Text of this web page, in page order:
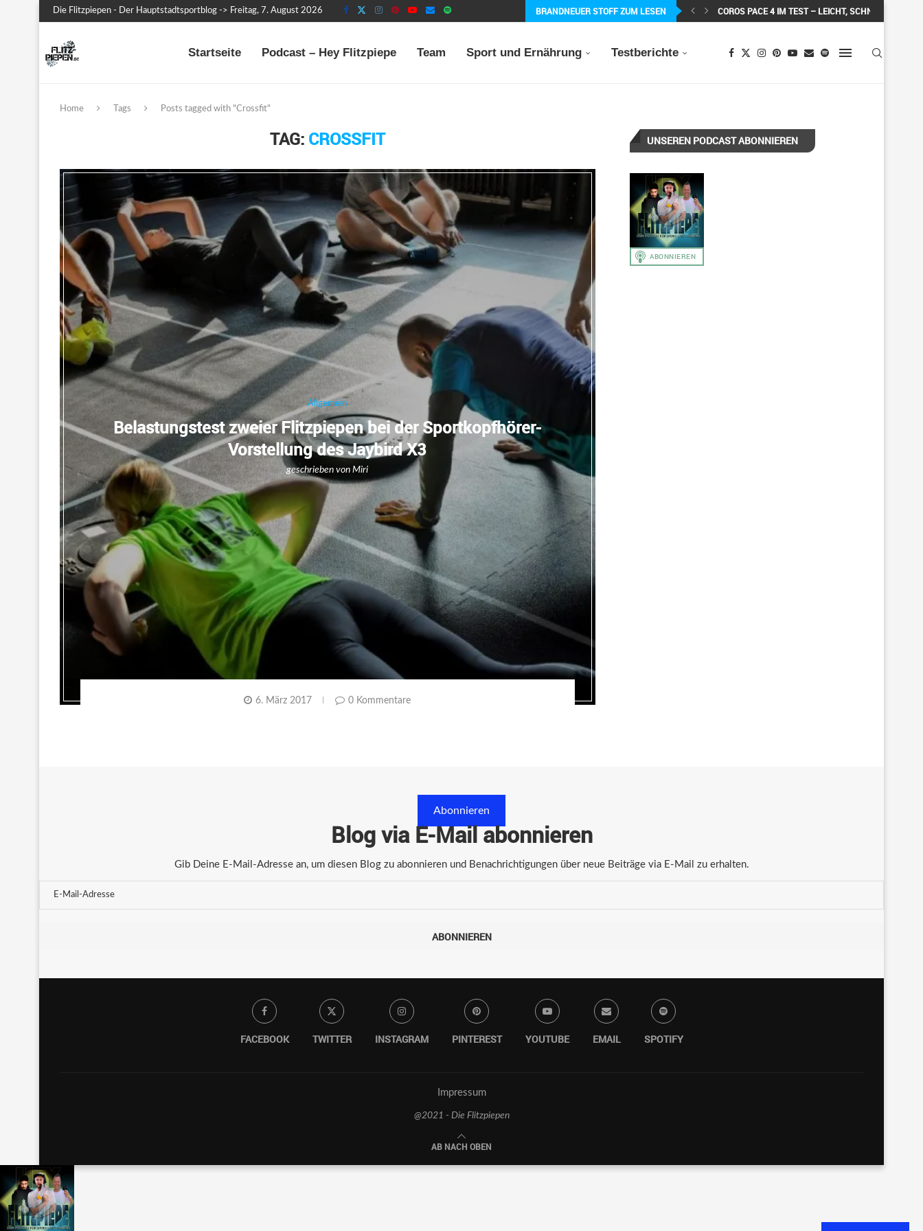
Die Flitzpiepen - Der Hauptstadtsportblog -> Freitag, 7. August 2026 BRANDNEUER STOFF ZUM LESEN COROS PACE 4 IM TEST – LEICHT, SCHNELL...
Startseite Podcast – Hey Flitzpiepe Team Sport und Ernährung Testberichte
Home Tags Posts tagged with "Crossfit"
TAG: CROSSFIT
Allgemein
Belastungstest zweier Flitzpiepen bei der Sportkopfhörer-
Vorstellung des Jaybird X3
geschrieben vonMiri
6. März 2017 0 Kommentare
UNSEREN PODCAST ABONNIEREN
Abonnieren
Blog via E-Mail abonnieren
Gib Deine E-Mail-Adresse an, um diesen Blog zu abonnieren und Benachrichtigungen über neue Beiträge via E-Mail zu erhalten.
ABONNIEREN
FACEBOOK TWITTER INSTAGRAM PINTEREST YOUTUBE EMAIL SPOTIFY
Impressum
@2021 - Die Flitzpiepen
AB NACH OBEN